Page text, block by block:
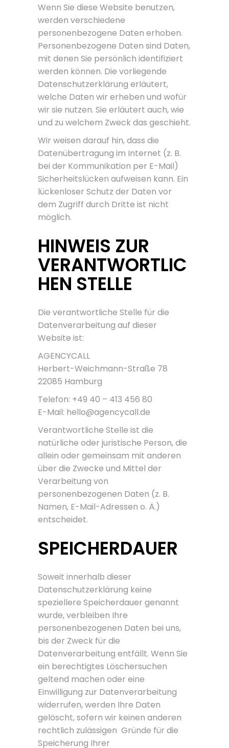
Wenn Sie diese Website benutzen,
werden verschiedene
personenbezogene Daten erhoben.
Personenbezogene Daten sind Daten,
mit denen Sie persönlich identifiziert
werden können. Die vorliegende
Datenschutzerklärung erläutert,
welche Daten wir erheben und wofür
wir sie nutzen. Sie erläutert auch, wie
und zu welchem Zweck das geschieht.
Wir weisen darauf hin, dass die
Datenübertragung im Internet (z. B.
bei der Kommunikation per E-Mail)
Sicherheitslücken aufweisen kann. Ein
lückenloser Schutz der Daten vor
dem Zugriff durch Dritte ist nicht
möglich.
HINWEIS ZUR
VERANTWORTLIC
HEN STELLE
Die verantwortliche Stelle für die
Datenverarbeitung auf dieser
Website ist:
AGENCYCALL
Herbert-Weichmann-Straße 78
22085 Hamburg
Telefon: +49 40 – 413 456 80
E-Mail: hello@agencycall.de
Verantwortliche Stelle ist die
natürliche oder juristische Person, die
allein oder gemeinsam mit anderen
über die Zwecke und Mittel der
Verarbeitung von
personenbezogenen Daten (z. B.
Namen, E-Mail-Adressen o. Ä.)
entscheidet.
SPEICHERDAUER
Soweit innerhalb dieser
Datenschutzerklärung keine
speziellere Speicherdauer genannt
wurde, verbleiben Ihre
personenbezogenen Daten bei uns,
bis der Zweck für die
Datenverarbeitung entfällt. Wenn Sie
ein berechtigtes Löschersuchen
geltend machen oder eine
Einwilligung zur Datenverarbeitung
widerrufen, werden Ihre Daten
gelöscht, sofern wir keinen anderen
rechtlich zulässigen Gründe für die
Speicherung Ihrer